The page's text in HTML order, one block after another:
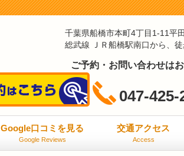
千葉県船橋市本町4丁目1-11平
総武線 ＪＲ船橋駅南口から、
ご予約・お問い合わせは
047-425-
Google口コミを見る
Google Reviews
交通アクセス
Access